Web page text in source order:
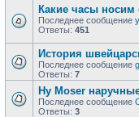
Какие часы носим
Последнее сообщение
Ответы: 451
История
Последнее сообщение
Ответы: 7
Hy Moser
Последнее сообщение
Ответы: 3